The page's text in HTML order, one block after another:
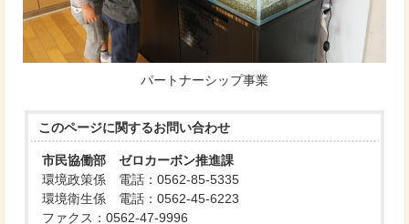
パートナーシップ事業
このページに関するお問い合わせ
市民協働部 ゼロカーボン推進課
環境政策係 電話：0562-85-5335
環境衛生係 電話：0562-45-6223
ファクス：0562-47-9996